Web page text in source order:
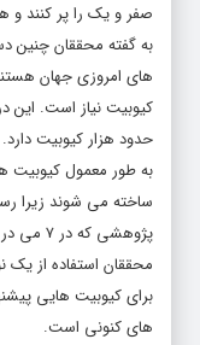
صفر و یک را پر کنند و
به گفته محققان چنین
های امروزی جهان
کیوبیت نیاز است. این
حدود هزار کیوبیت دارد.
به طور معمول کیوبیت ها
ساخته می شوند زیرا
پژوهشی
محققان استفاده از یک
برای کیوبیت هایی
های کنونی است.